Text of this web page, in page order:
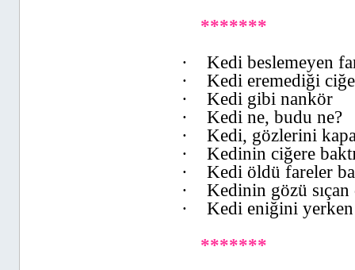
*******
·
Kedi beslemeyen
·
Kedi eremediği
·
Kedi gibi nankör
·
Kedi ne, budu ne?
·
Kedi, gözlerini
·
Kedinin ciğere
·
Kedi öldü fareler
·
Kedinin gözü
·
Kedi eniğini yerken
*******